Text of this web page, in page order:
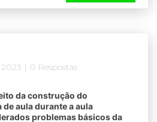
| 0 Respostas
da construção do
aula durante a aula
problemas básicos da